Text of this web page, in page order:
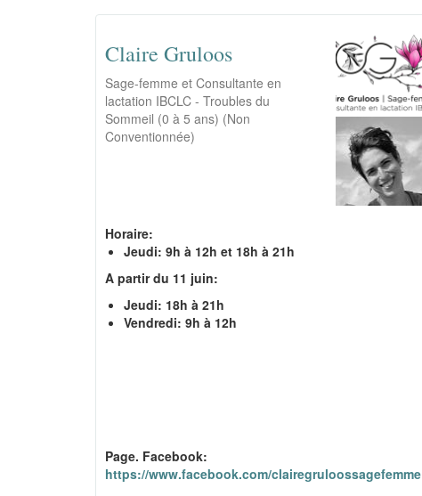
Claire Gruloos
Sage-femme et Consultante en
lactation IBCLC - Troubles du
Sommeil (0 à 5 ans) (Non
Conventionnée)
Horaire:
Jeudi: 9h à 12h et 18h à 21h
A partir du 11 juin:
Jeudi: 18h à 21h
Vendredi: 9h à 12h
Page. Facebook:
https://www.facebook.com/clairegruloossagefemme